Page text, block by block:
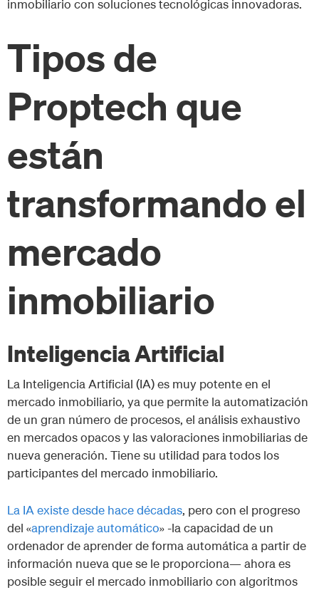
inmobiliario con soluciones tecnológicas innovadoras.
Tipos de
Proptech que
están
transformando el
mercado
inmobiliario
Inteligencia Artificial
La Inteligencia Artificial (IA) es muy potente en el
mercado inmobiliario, ya que permite la automatización
de un gran número de procesos, el análisis exhaustivo
en mercados opacos y las valoraciones inmobiliarias de
nueva generación. Tiene su utilidad para todos los
participantes del mercado inmobiliario.
La IA existe desde hace décadas, pero con el progreso
del «aprendizaje automático» -la capacidad de un
ordenador de aprender de forma automática a partir de
información nueva que se le proporciona— ahora es
posible seguir el mercado inmobiliario con algoritmos